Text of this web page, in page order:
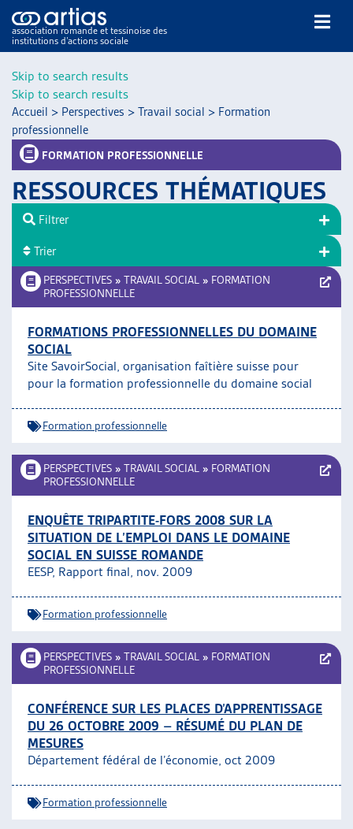
Skip to search results
Skip to search results
association romande et tessinoise des
institutions d’actions sociale
NOS PUBLICATIONS
ARTICLES
VEILLE
RESSOURCES
THÉMATIQUES
AUTRES
ARTIAS
L’ASSOCIATION
PROJETS ET ACTIVITÉS
JOURNÉES D’AUTOMNE
Accueil > Perspectives > Travail social > Formation
professionnelle
FORMATION PROFESSIONNELLE
RESSOURCES THÉMATIQUES
PERSPECTIVES » TRAVAIL SOCIAL » FORMATION
PROFESSIONNELLE
FORMATIONS PROFESSIONNELLES DU DOMAINE
SOCIAL
Site SavoirSocial, organisation faîtière suisse pour
pour la formation professionnelle du domaine social
Formation professionnelle
PERSPECTIVES » TRAVAIL SOCIAL » FORMATION
PROFESSIONNELLE
ENQUÊTE TRIPARTITE-FORS 2008 SUR LA
SITUATION DE L’EMPLOI DANS LE DOMAINE
SOCIAL EN SUISSE ROMANDE
EESP, Rapport final, nov. 2009
Formation professionnelle
PERSPECTIVES » TRAVAIL SOCIAL » FORMATION
PROFESSIONNELLE
CONFÉRENCE SUR LES PLACES D’APPRENTISSAGE
DU 26 OCTOBRE 2009 – RÉSUMÉ DU PLAN DE
MESURES
Département fédéral de l’économie, oct 2009
Formation professionnelle
Filtrer
Trier